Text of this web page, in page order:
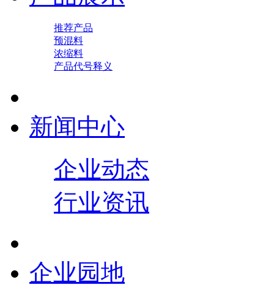
推荐产品
预混料
浓缩料
产品代号释义
新闻中心
企业动态
行业资讯
企业园地